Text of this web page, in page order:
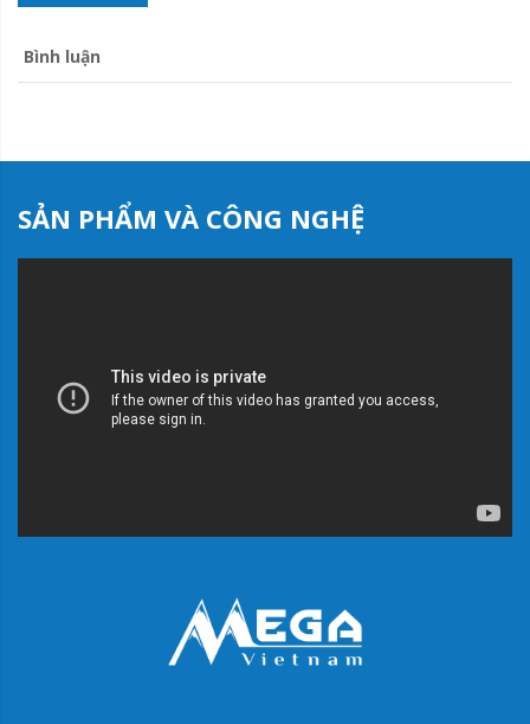
Bình luận
SẢN PHẨM VÀ CÔNG NGHỆ